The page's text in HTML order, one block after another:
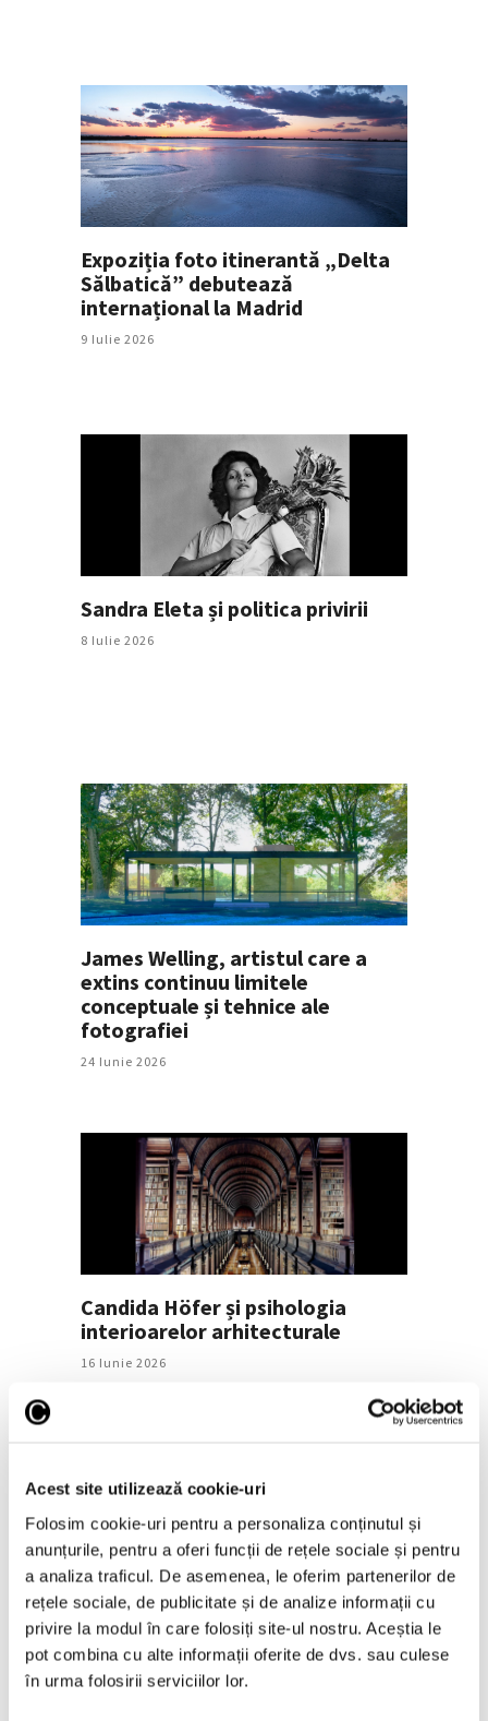
Acest site utilizează cookie-uri
Folosim cookie-uri pentru a personaliza conținutul și
anunțurile, pentru a oferi funcții de rețele sociale și pentru
a analiza traficul. De asemenea, le oferim partenerilor de
rețele sociale, de publicitate și de analize informații cu
privire la modul în care folosiți site-ul nostru. Aceștia le
pot combina cu alte informații oferite de dvs. sau culese
în urma folosirii serviciilor lor.
Expoziția foto itinerantă „Delta
Sălbatică” debutează
internațional la Madrid
9 Iulie 2026
Sandra Eleta și politica privirii
8 Iulie 2026
James Welling, artistul care a
extins continuu limitele
conceptuale și tehnice ale
fotografiei
24 Iunie 2026
Candida Höfer și psihologia
interioarelor arhitecturale
16 Iunie 2026
Articole recente
Operele lui Pollock și
Rothko contribuie la
elucidarea unui mister
științific vechi de zeci de
ani
6 August 2026